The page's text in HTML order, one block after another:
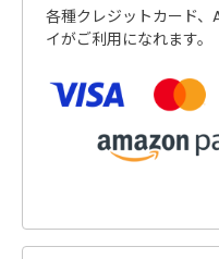
各種クレジットカード
イがご利用になれます。